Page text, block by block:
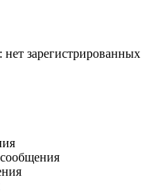
зарегистрированных